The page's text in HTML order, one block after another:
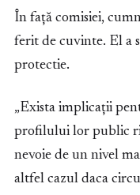
În față comisiei,
ferit de cuvinte. El a
protectie.
„Exista implicații
profilului lor public
nevoie de un nivel
altfel cazul daca